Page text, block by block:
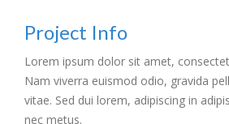
Project Info
Lorem ipsum dolor sit amet,
Nam viverra euismod odio, gravida
vitae. Sed dui lorem, adipiscing in
nec metus.